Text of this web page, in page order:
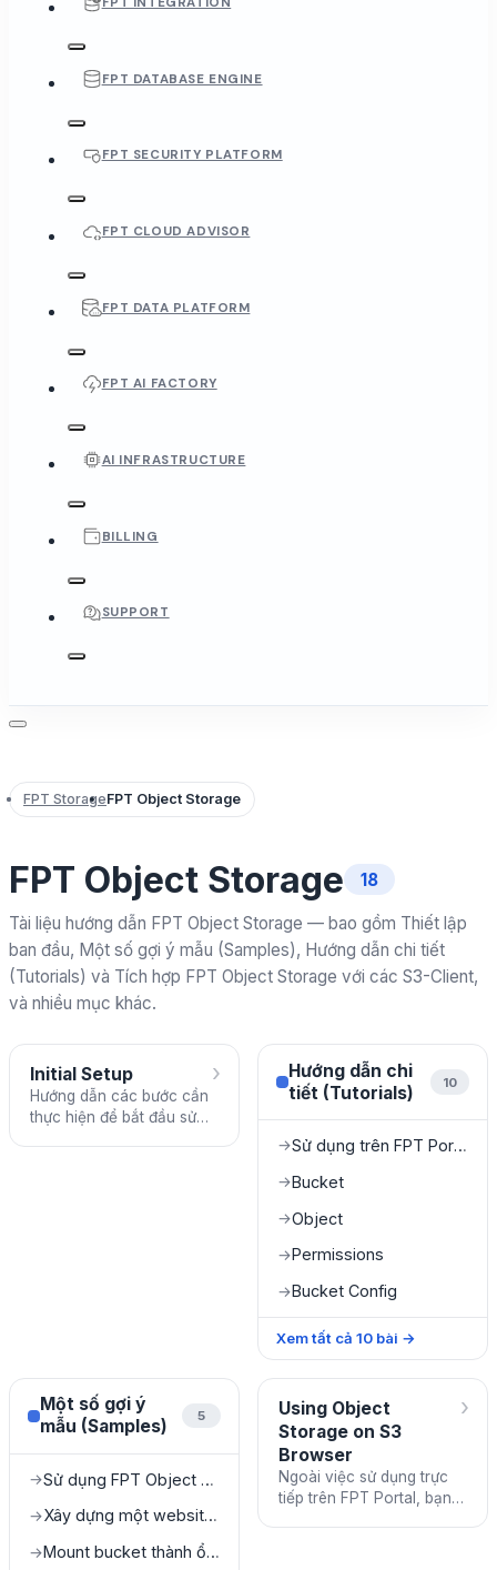
FPT DATABASE ENGINE
FPT SECURITY PLATFORM
FPT CLOUD ADVISOR
FPT DATA PLATFORM
FPT AI FACTORY
AI INFRASTRUCTURE
BILLING
SUPPORT
FPT StorageFPT Object Storage
FPT Object Storage 18
Tài liệu hướng dẫn FPT Object Storage — bao gồm Thiết lập
ban đầu, Một số gợi ý mẫu (Samples), Hướng dẫn chi tiết
(Tutorials) và Tích hợp FPT Object Storage với các S3-Client,
và nhiều mục khác.
Initial Setup
Hướng dẫn các bước cần
thực hiện để bắt đầu sử
›
Hướng dẫn chi
tiết (Tutorials)
10
→ Sử dụng trên FPT Portal
→Bucket
→Object
→Permissions
→Bucket Config
Xem tất cả 10 bài →
Một số gợi ý
mẫu (Samples)
5
→ Sử dụng FPT Object Storage làm media server
→ Xây dựng một website tĩnh bằng FPT Object Storage
→ Mount bucket thành ổ đĩa trên máy local
Using Object
Storage on S3
Browser
Ngoài việc sử dụng trực
tiếp trên FPT Portal, bạn
›